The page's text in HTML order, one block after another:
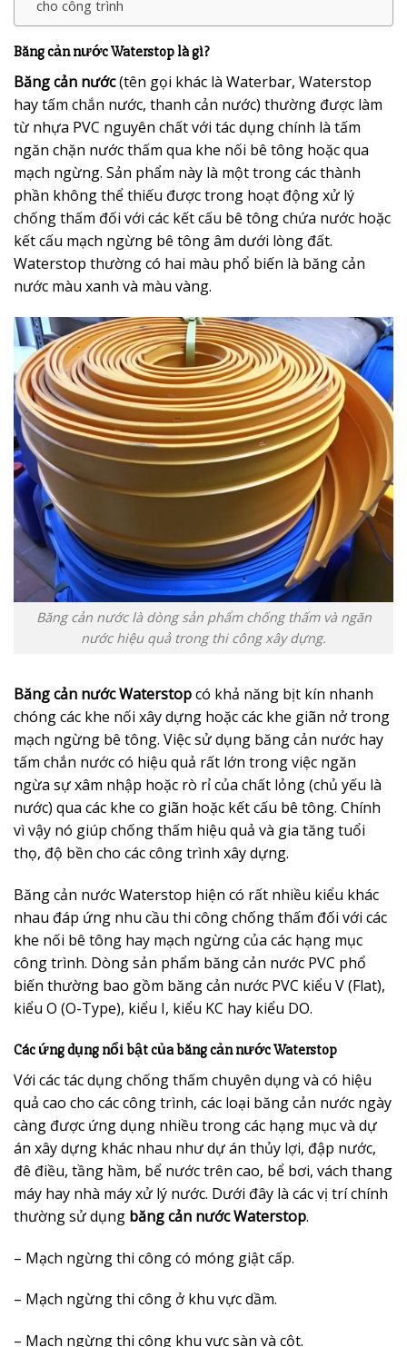
cho công trình
Băng cản nước Waterstop là gì?
Băng cản nước(tên gọi khác là Waterbar, Waterstop
hay tấm chắn nước, thanh cản nước) thường được làm
từ nhựa PVC nguyên chất với tác dụng chính là tấm
ngăn chặn nước thấm qua khe nối bê tông hoặc qua
mạch ngừng. Sản phẩm này là một trong các thành
phần không thể thiếu được trong hoạt động xử lý
chống thấm đối với các kết cấu bê tông chứa nước hoặc
kết cấu mạch ngừng bê tông âm dưới lòng đất.
Waterstop thường có hai màu phổ biến là băng cản
nước màu xanh và màu vàng.
Băng cản nước là dòng sản phẩm chống thấm và ngăn
nước hiệu quả trong thi công xây dựng.
Băng cản nước Waterstopcó khả năng bịt kín nhanh
chóng các khe nối xây dựng hoặc các khe giãn nở trong
mạch ngừng bê tông. Việc sử dụng băng cản nước hay
tấm chắn nước có hiệu quả rất lớn trong việc ngăn
ngừa sự xâm nhập hoặc rò rỉ của chất lỏng (chủ yếu là
nước) qua các khe co giãn hoặc kết cấu bê tông. Chính
vì vậy nó giúp chống thấm hiệu quả và gia tăng tuổi
thọ, độ bền cho các công trình xây dựng.
Băng cản nước Waterstop hiện có rất nhiều kiểu khác
nhau đáp ứng nhu cầu thi công chống thấm đối với các
khe nối bê tông hay mạch ngừng của các hạng mục
công trình. Dòng sản phẩm băng cản nước PVC phổ
biến thường bao gồm băng cản nước PVC kiểu V (Flat),
kiểu O (O-Type), kiểu I, kiểu KC hay kiểu DO.
Các ứng dụng nổi bật của băng cản nước Waterstop
Với các tác dụng chống thấm chuyên dụng và có hiệu
quả cao cho các công trình, các loại băng cản nước ngày
càng được ứng dụng nhiều trong các hạng mục và dự
án xây dựng khác nhau như dự án thủy lợi, đập nước,
đê điều, tầng hầm, bể nước trên cao, bể bơi, vách thang
máy hay nhà máy xử lý nước. Dưới đây là các vị trí chính
thường sử dụng băng cản nước Waterstop.
– Mạch ngừng thi công có móng giật cấp.
– Mạch ngừng thi công ở khu vực dầm.
– Mạch ngừng thi công khu vực sàn và cột.